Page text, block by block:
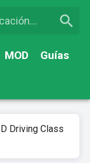
MOD Guías
Driving Class